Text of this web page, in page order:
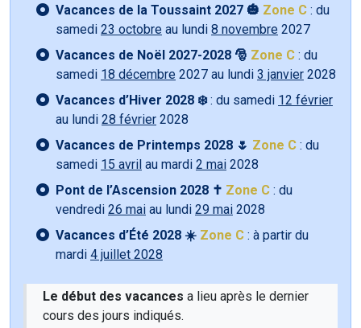
Vacances de la Toussaint 2027 🎃 Zone C : du
samedi 23 octobre au lundi 8 novembre 2027
Vacances de Noël 2027-2028 🎅 Zone C : du
samedi 18 décembre 2027 au lundi 3 janvier 2028
Vacances d’Hiver 2028 ❄️: du samedi 12 février
au lundi 28 février 2028
Vacances de Printemps 2028 🌷 Zone C : du
samedi 15 avril au mardi 2 mai 2028
Pont de l’Ascension 2028 ✝️ Zone C : du
vendredi 26 mai au lundi 29 mai 2028
Vacances d’Été 2028 ☀️ Zone C : à partir du
mardi 4 juillet 2028
Le début des vacances a lieu après le dernier
cours des jours indiqués.